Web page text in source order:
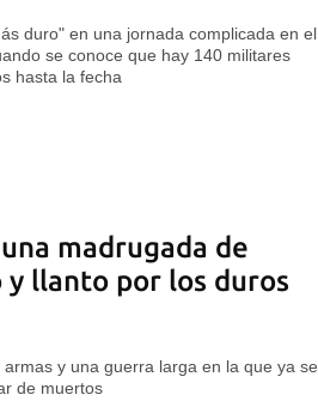
duro" en una jornada complicada en el
se conoce que hay 140 militares
hasta la fecha
madrugada de
llanto por los duros
y una guerra larga en la que ya se
de muertos